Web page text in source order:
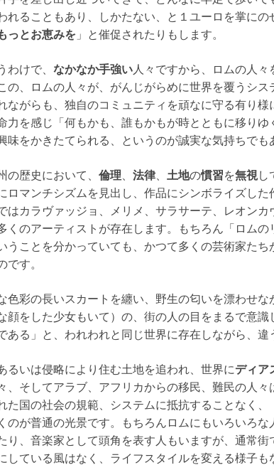
れることもあり、しかたない、と１ユーロを掌に
っとお恵みを 」と催促されたりもします。
わけで、 なかなか手強い 人々ですから、ロムの人
の、ロムの人々が、がんじがらめに世界を覆うシ
ながらも、独自のコミュニティを頑なに守る有り
力を感じ「何もかも、誰もかもが時とともに移り
味をかきたてられる、というのが誠実な気持ちでも
の歴史において、 倫理 法律、 土地の慣習を無視し
ロマンチシズムを見出し、作品にシンボライズし
はカラヴァッジョ、メリメ、サラサーテ、レオン
くのアーティストが存在します。もちろん「ロム
うことを分かっていても、かつて多くの芸術家た
です。
色彩の長いスカートを纏い、野生の匂いを漂わせ
顔をした少女もいて）の、街の人の目をまるで意識
ある」と、われわれと同じ世界に存在しながら、違
るいは侵略により住む土地を追われ、世界にディア
、そしてアラブ、アフリカからの移民、難民の人
た国の社会の規範、システムに抵抗することなく、
のが普通の光景です。もちろんロムにもいろいろ
り、音楽家として頭角を表す人もいますが、通常
している風はなく、ライフスタイルを変える様子も